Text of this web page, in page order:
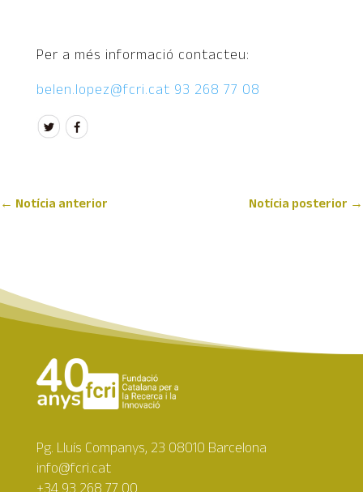
Per a més informació contacteu:
belen.lopez@fcri.cat 93 268 77 08
← Notícia anterior Notícia posterior →
Pg. Lluís Companys, 23 08010 Barcelona
info@fcri.cat
+34 93 268 77 00